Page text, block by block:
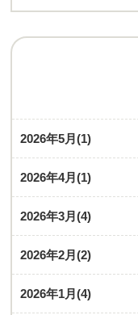
2026年5月(1)
2026年4月(1)
2026年3月(4)
2026年2月(2)
2026年1月(4)